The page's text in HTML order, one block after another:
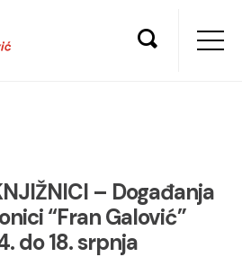
– Događanja
“Fran Galović”
do 18. srpnja